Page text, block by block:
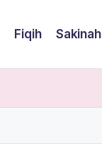
Fiqih Sakinah